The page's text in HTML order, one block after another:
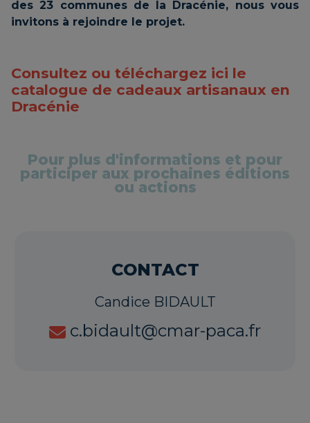
des 23 communes de la Dracénie, nous vous
invitons à rejoindre le projet.
Consultez ou téléchargez ici le
catalogue de cadeaux artisanaux en
Dracénie
Pour plus d'informations et pour
participer aux prochaines éditions
ou actions
CONTACT
Candice BIDAULT
c.bidault@cmar-paca.fr